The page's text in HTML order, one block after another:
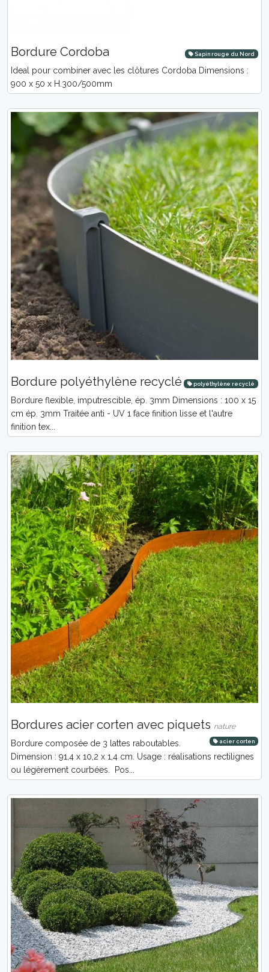
Bordure Cordoba Sapin rouge du Nord
Ideal pour combiner avec les clôtures Cordoba Dimensions :
900 x 50 x H.300/500mm
Bordure polyéthylène recyclé polyéthylène recyclé
Bordure flexible, imputrescible, ép. 3mm Dimensions : 100 x 15
cm ép. 3mm Traitée anti - UV 1 face finition lisse et l'autre
finition tex...
Bordures acier corten avec piquets nature
acier corten
Bordure composée de 3 lattes raboutables.
Dimension : 91,4 x 10,2 x 1,4 cm. Usage : réalisations rectilignes
ou légèrement courbées. Pos...